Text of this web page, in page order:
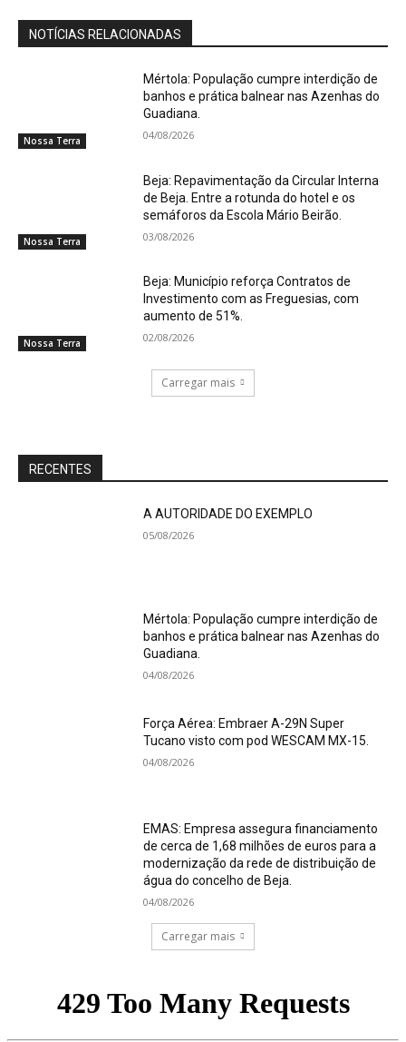
NOTÍCIAS RELACIONADAS
Nossa Terra
Mértola: População cumpre interdição de
banhos e prática balnear nas Azenhas do
Guadiana.
04/08/2026
Nossa Terra
Beja: Repavimentação da Circular Interna
de Beja. Entre a rotunda do hotel e os
semáforos da Escola Mário Beirão.
03/08/2026
Nossa Terra
Beja: Município reforça Contratos de
Investimento com as Freguesias, com
aumento de 51%.
02/08/2026
Carregar mais
RECENTES
A AUTORIDADE DO EXEMPLO
05/08/2026
Mértola: População cumpre interdição de
banhos e prática balnear nas Azenhas do
Guadiana.
04/08/2026
Força Aérea: Embraer A-29N Super
Tucano visto com pod WESCAM MX-15.
04/08/2026
EMAS: Empresa assegura financiamento
de cerca de 1,68 milhões de euros para a
modernização da rede de distribuição de
água do concelho de Beja.
04/08/2026
Carregar mais